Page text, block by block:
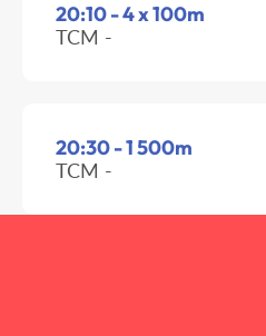
20:10 - 4 x 100m
TCM -
20:30 - 1 500m
TCM -